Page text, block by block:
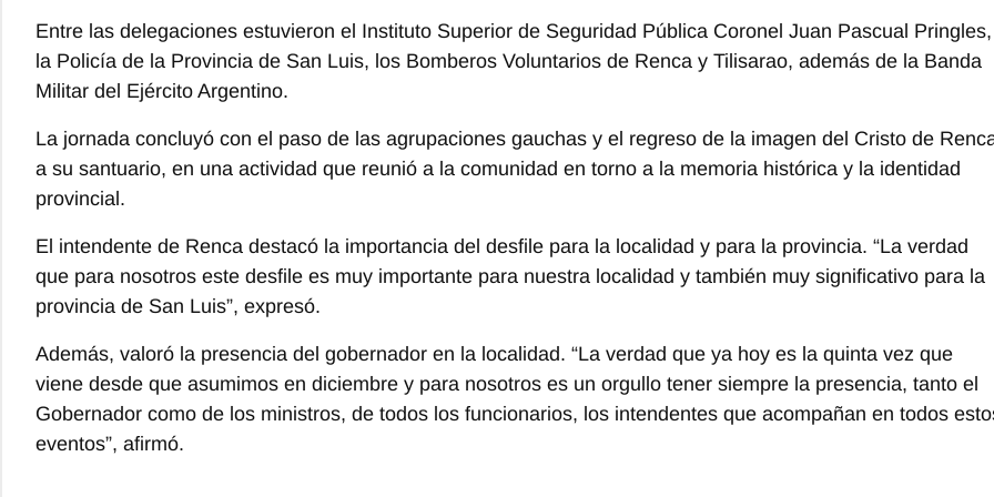
Entre las delegaciones estuvieron el Instituto Superior de Seguridad Pública Coronel Juan Pascual Pringles,
la Policía de la Provincia de San Luis, los Bomberos Voluntarios de Renca y Tilisarao, además de la Banda
Militar del Ejército Argentino.
La jornada concluyó con el paso de las agrupaciones gauchas y el regreso de la imagen del Cristo de
a su santuario, en una actividad que reunió a la comunidad en torno a la memoria histórica y la identidad
provincial.
El intendente de Renca destacó la importancia del desfile para la localidad y para la provincia. “La verdad
que para nosotros este desfile es muy importante para nuestra localidad y también muy significativo para la
provincia de San Luis”, expresó.
Además, valoró la presencia del gobernador en la localidad. “La verdad que ya hoy es la quinta vez que
viene desde que asumimos en diciembre y para nosotros es un orgullo tener siempre la presencia, tanto el
Gobernador como de los ministros, de todos los funcionarios, los intendentes que acompañan en todos
eventos”, afirmó.